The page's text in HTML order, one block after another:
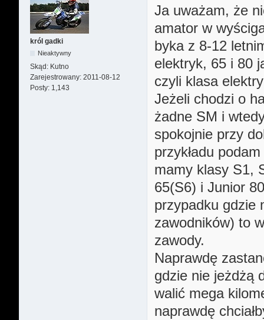
król gadki
Nieaktywny
Skąd: Kutno
Zarejestrowany: 2011-08-12
Posty: 1,143
Ja uważam, że
amator w
byka z 8-12
elektryk, 65 i 80
czyli klasa
Jeżeli chodzi o
żadne SM i
spokojnie przy
przykładu
mamy klasy S1,
65(S6) i Junior
przypadku gdzie
zawodników) to
zawody.
Naprawdę
gdzie nie jeżdżą
walić mega
naprawdę